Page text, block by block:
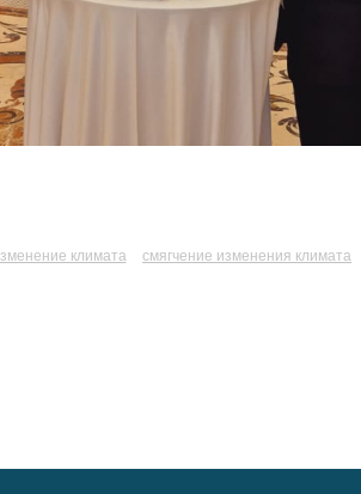
климата смягчение изменения климата